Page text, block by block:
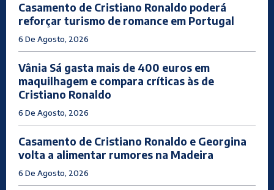
Casamento de Cristiano Ronaldo poderá
reforçar turismo de romance em Portugal
6 De Agosto, 2026
Vânia Sá gasta mais de 400 euros em
maquilhagem e compara críticas às de
Cristiano Ronaldo
6 De Agosto, 2026
Casamento de Cristiano Ronaldo e Georgina
volta a alimentar rumores na Madeira
6 De Agosto, 2026